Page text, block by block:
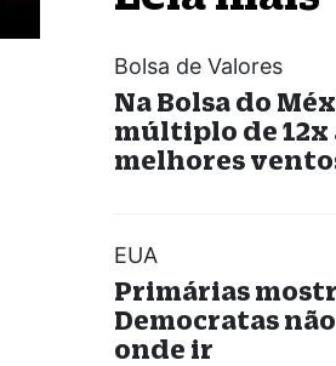
Bolsa de Valores
Na Bolsa do
múltiplo de 12x
melhores
EUA
Primárias
Democratas
onde ir